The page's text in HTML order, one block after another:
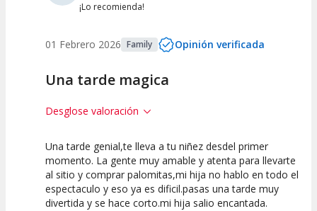
¡Lo recomienda!
01 Febrero 2026 Family Opinión verificada
Una tarde magica
Desglose valoración
10
Calidad del
Espectáculo
10
Puesta en
Escena
10
Interpretación
artística
Una tarde genial,te lleva a tu niñez desdel primer
momento. La gente muy amable y atenta para llevarte
al sitio y comprar palomitas,mi hija no hablo en todo el
espectaculo y eso ya es dificil.pasas una tarde muy
divertida y se hace corto.mi hija salio encantada.